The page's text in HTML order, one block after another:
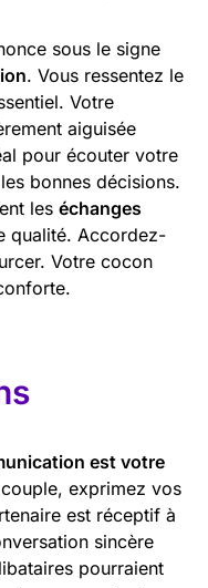
sous le signe
. Vous ressentez le
Votre
aiguisée
pour écouter votre
bonnes décisions.
les échanges
qualité. Accordez-
Votre cocon
est votre
exprimez vos
est réceptif à
sincère
pourraient